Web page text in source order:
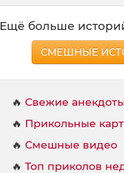
Ещё больше
СМЕШНЫЕ
🔥 Свежие
🔥 Прикольные
🔥 Смешные видео
🔥 Топ приколов